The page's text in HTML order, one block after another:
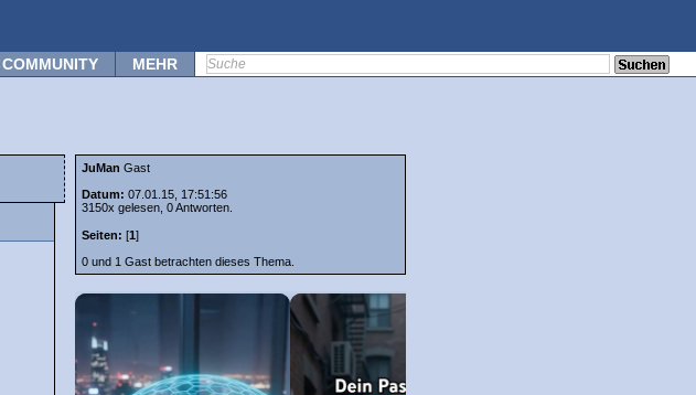
COMMUNITY MEHR
JuMan Gast
Datum: 07.01.15, 17:51:56
3150x gelesen, 0 Antworten.
Seiten: [1]
0 und 1 Gast betrachten dieses Thema.